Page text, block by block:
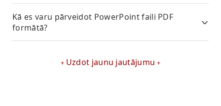
Kā es varu pārveidot PowerPoint faili PDF
formātā?
Uzdot jaunu jautājumu